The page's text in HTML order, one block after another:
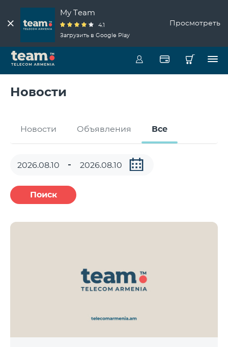
My Team
4.1
Загрузить в Google Play
Просмотреть
Новости
Новости Объявления Все
Поиск